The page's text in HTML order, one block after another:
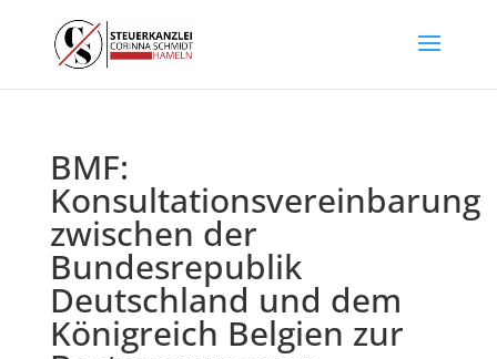
BMF:
Konsultationsvereinbarung
zwischen der
Bundesrepublik
Deutschland und dem
Königreich Belgien zur